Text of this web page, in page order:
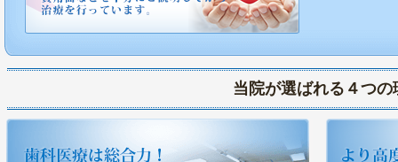
当院が選ばれる４つの